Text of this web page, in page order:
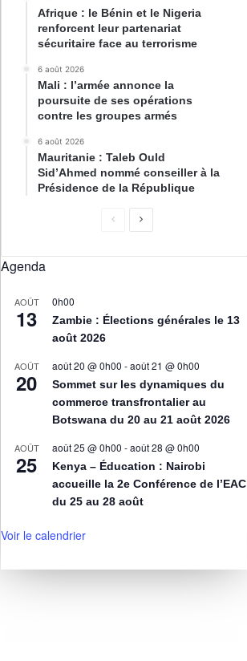
Afrique : le Bénin et le Nigeria
renforcent leur partenariat
sécuritaire face au terrorisme
6 août 2026
Mali : l’armée annonce la
poursuite de ses opérations
contre les groupes armés
6 août 2026
Mauritanie : Taleb Ould
Sid’Ahmed nommé conseiller à la
Présidence de la République
Agenda
AOÛT
13
0h00
Zambie : Élections générales le 13
août 2026
AOÛT
20
août 20 @ 0h00 -août 21 @ 0h00
Sommet sur les dynamiques du
commerce transfrontalier au
Botswana du 20 au 21 août 2026
AOÛT
25
août 25 @ 0h00 -août 28 @ 0h00
Kenya – Éducation : Nairobi
accueille la 2e Conférence de l’EAC
du 25 au 28 août
Voir le calendrier